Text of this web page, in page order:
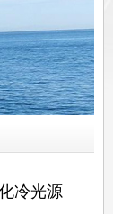
冷光源